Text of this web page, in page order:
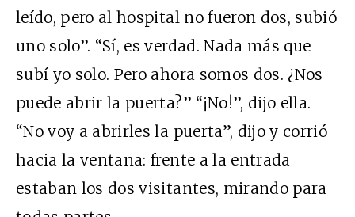
leído, pero al hospital no fueron dos, subió
uno solo”. “Sí, es verdad. Nada más que
subí yo solo. Pero ahora somos dos. ¿Nos
puede abrir la puerta?” “¡No!”, dijo ella.
“No voy a abrirles la puerta”, dijo y corrió
hacia la ventana: frente a la entrada
estaban los dos visitantes, mirando para